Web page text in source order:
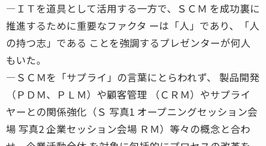
―ＩＴを道具として活用する一方で、ＳＣＭ を成功裏に
推進するために重要なファクタ ーは「人」であり、「人
の持つ志」である ことを強調するプレゼンターが何人
もいた。
―ＳＣＭを「サプライ」の言葉にとらわれず、 製品開発
（ＰＤＭ、ＰＬＭ）や顧客管理 （ＣＲＭ）やサプライ
ヤーとの関係強化（Ｓ 写真1 オープニングセッション会
場 写真2 企業セッション会場 ＲＭ）等々の概念と合わ